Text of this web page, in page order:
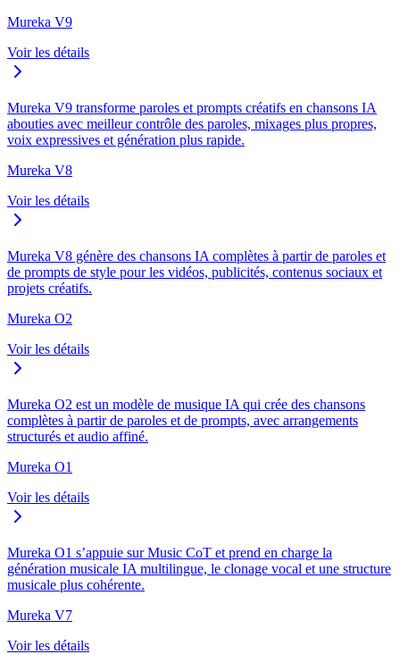
Mureka V9
Voir les détails
Mureka V9 transforme paroles et prompts créatifs en chansons IA
abouties avec meilleur contrôle des paroles, mixages plus propres,
voix expressives et génération plus rapide.
Mureka V8
Voir les détails
Mureka V8 génère des chansons IA complètes à partir de paroles et
de prompts de style pour les vidéos, publicités, contenus sociaux et
projets créatifs.
Mureka O2
Voir les détails
Mureka O2 est un modèle de musique IA qui crée des chansons
complètes à partir de paroles et de prompts, avec arrangements
structurés et audio affiné.
Mureka O1
Voir les détails
Mureka O1 s’appuie sur Music CoT et prend en charge la
génération musicale IA multilingue, le clonage vocal et une structure
musicale plus cohérente.
Mureka V7
Voir les détails